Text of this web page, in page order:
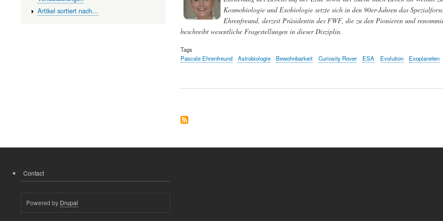
Kosmobiologie und Exobiologie setzte sich in den 90er-Jahren das
Ehrenfreund, derzeit Präsidentin des FWF, die zu den Pionieren und
beschreibt wesentliche Fragestellungen in dieser Disziplin.
Tags
Pascale Ehrenfreund
Astrobiologie Bewohnbarkeit Curiosity Rover ESA Evolution Exoplaneten
Artikel sortiert nach…
FOOTER
Contact
Powered by Drupal